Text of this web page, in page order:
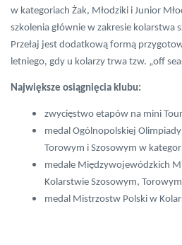
w kategoriach Żak, Młodziki i Junior
szkolenia głównie w zakresie kolarstwa
Przełaj jest dodatkową formą
letniego, gdy u kolarzy trwa tzw. „off
Największe osiągnięcia klubu:
zwycięstwo etapów na mini
medal Ogólnopolskiej
Torowym i Szosowym w
medale Międzywojewódzkich
Kolarstwie Szosowym,
medal Mistrzostw Polski w